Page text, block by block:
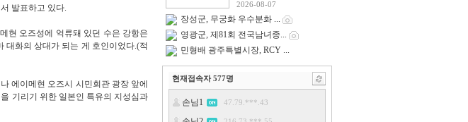
발표하고 있다.
현 오즈성에 억류돼 있던 수은 강항은
대화의 상대가 되는 게 호인이었다.(적
에이메현 오즈시 시민회관 광장 앞에
기리기 위한 일본인 특유의 지성심과
2026-08-07
장성군, 무궁화 우수분화 ...
영광군, 제81회 전국남녀종...
민형배 광주특별시장, RCY ...
현재접속자 577명